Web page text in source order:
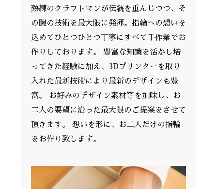
熟練のクラフトマンが伝統を重んじつつ、そ
の腕の技術を最大限に発揮。指輪への想いを
込めてひとつひとつ丁寧にすべて手作業でお
作りしております。 豊富な知識を活かし培
ってきた経験に加え、3Dプリンターを取り
入れた最新技術により最新のデザインも豊
富。 お好みのデザイン素材等を加味し、お
二人の要望に沿った最大限のご提案をさせて
頂きます。 想いを形に、お二人だけの指輪
をお作り致します。